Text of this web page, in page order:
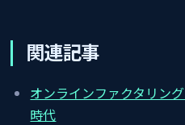
関連記事
オンラインファクタリン
時代